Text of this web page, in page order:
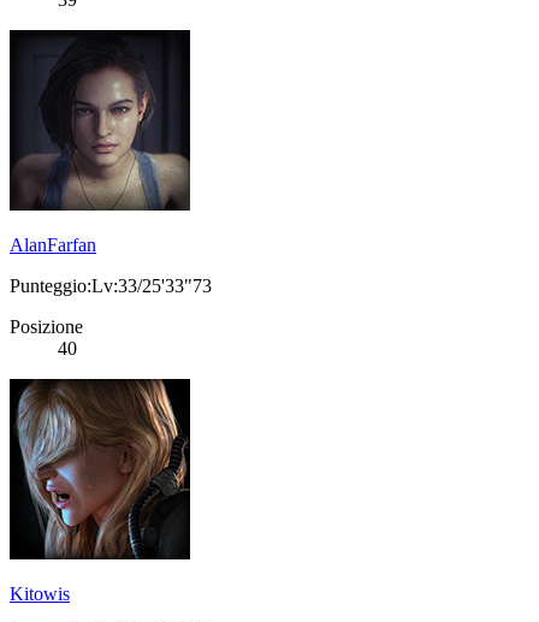
AlanFarfan
Punteggio:Lv:33/25'33"73
Posizione
40
Kitowis